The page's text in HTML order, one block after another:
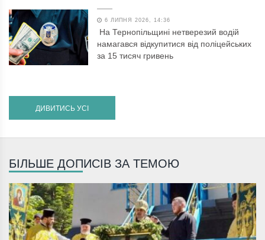
6 ЛИПНЯ 2026, 14:36
На Тернопільщині нетверезий водій
намагався відкупитися від поліцейських
за 15 тисяч гривень
ДИВИТИСЬ УСІ
БІЛЬШЕ ДОПИСІВ ЗА ТЕМОЮ